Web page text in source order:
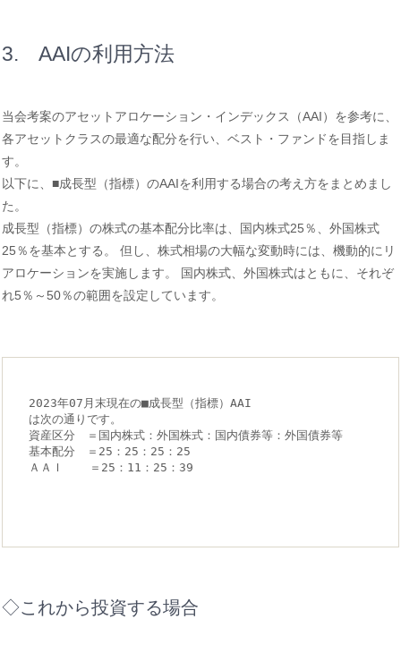
3. AAIの利用方法
当会考案のアセットアロケーション・インデックス（AAI）を参考に、
各アセットクラスの最適な配分を行い、ベスト・ファンドを目指しま
す。
以下に、■成長型（指標）のAAIを利用する場合の考え方をまとめまし
た。
成長型（指標）の株式の基本配分比率は、国内株式25％、外国株式
25％を基本とする。 但し、株式相場の大幅な変動時には、機動的にリ
アロケーションを実施します。 国内株式、外国株式はともに、それぞ
れ5％～50％の範囲を設定しています。
2023年07月末現在の■成長型（指標）AAI
は次の通りです。
資産区分　＝国内株式：外国株式：国内債券等：外国債券等
基本配分　＝25：25：25：25
ＡＡＩ　  ＝25：11：25：39
◇これから投資する場合